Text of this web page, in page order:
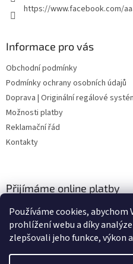
Používáme cookies,
prohlížení webu a díky
zlepšovali jeho funkce, výkon
https://www.facebook.com/
Informace pro vás
Obchodní podmínky
Podmínky ochrany osobních údajů
Doprava | Originální regálové
Možnosti platby
Reklamační řád
Kontakty
Přijímáme online platby